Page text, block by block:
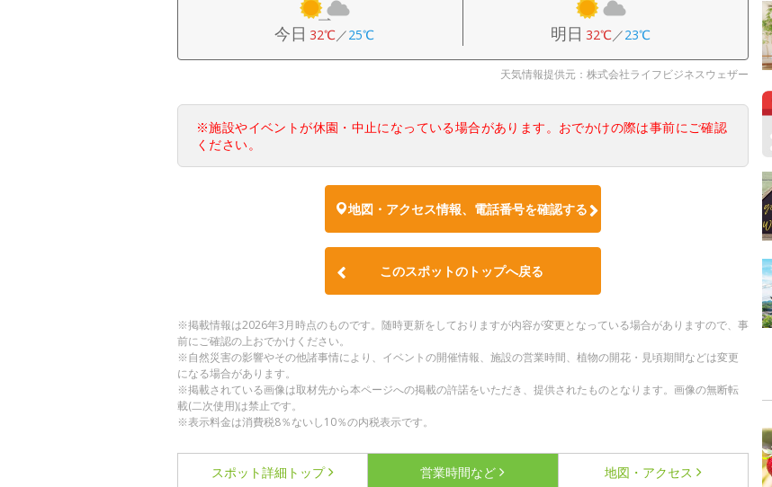
今日 32℃／25℃ 明日 32℃／23℃
天気情報提供元：株式会社ライフビジネスウェザー
※施設やイベントが休園・中止になっている場合があります。おでかけの際は事前にご確認
ください。
地図・アクセス情報、電話番号を確認する
このスポットのトップへ戻る
※掲載情報は2026年3月時点のものです。随時更新をしておりますが内容が変更となっている場合がありますので、事
前にご確認の上おでかけください。
※自然災害の影響やその他諸事情により、イベントの開催情報、施設の営業時間、植物の開花・見頃期間などは変更
になる場合があります。
※掲載されている画像は取材先から本ページへの掲載の許諾をいただき、提供されたものとなります。画像の無断転
載(二次使用)は禁止です。
※表示料金は消費税8％ないし10％の内税表示です。
スポット詳細 トップ 営業時間など 地図・アクセス